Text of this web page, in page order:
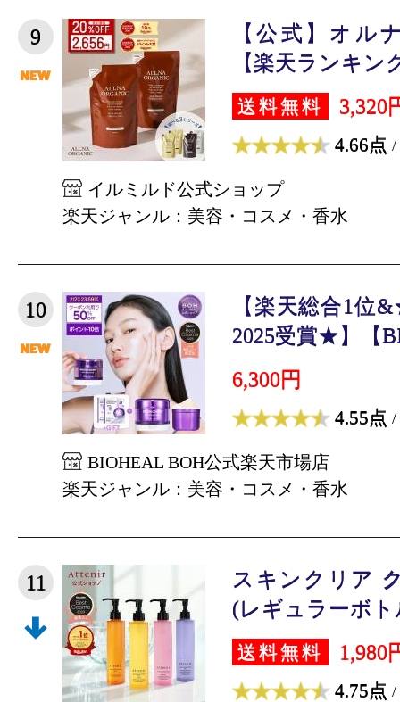
9
【公式】オル
【楽天ランキン
送料無料 3,320
4.66点 /
イルミルド公式ショップ
楽天ジャンル：美容・コスメ・香水
10
【楽天総合1位
2025受賞★】【
6,300円
4.55点 /
BIOHEAL BOH公式楽天市場店
楽天ジャンル：美容・コスメ・香水
11
スキンクリア
(レギュラーボト
送料無料 1,980
4.75点 /